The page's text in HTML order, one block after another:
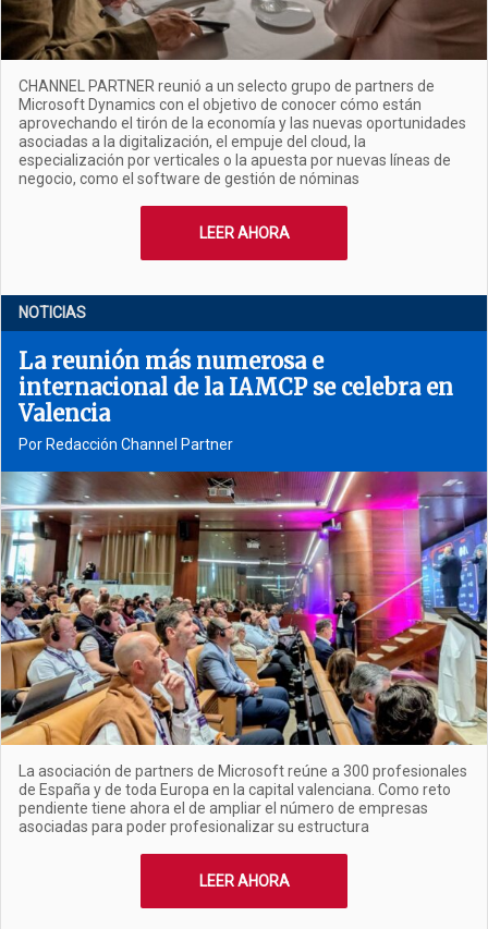
CHANNEL PARTNER reunió a un selecto grupo de partners de
Microsoft Dynamics con el objetivo de conocer cómo están
aprovechando el tirón de la economía y las nuevas oportunidades
asociadas a la digitalización, el empuje del cloud, la
especialización por verticales o la apuesta por nuevas líneas de
negocio, como el software de gestión de nóminas
LEER AHORA
NOTICIAS
La reunión más numerosa e
internacional de la IAMCP se celebra en
Valencia
Por Redacción Channel Partner
La asociación de partners de Microsoft reúne a 300 profesionales
de España y de toda Europa en la capital valenciana. Como reto
pendiente tiene ahora el de ampliar el número de empresas
asociadas para poder profesionalizar su estructura
LEER AHORA